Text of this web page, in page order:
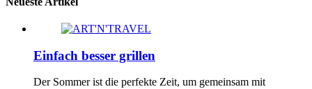
Einfach besser grillen
Der Sommer ist die perfekte Zeit, um gemeinsam mit